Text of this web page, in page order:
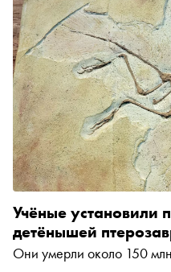
Учёные установили
детёнышей
Они умерли около 150